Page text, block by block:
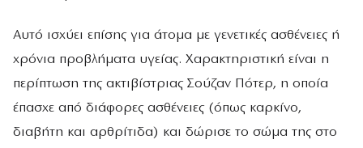
Αυτό ισχύει επίσης για άτομα με γενετικές ασθένειες ή
χρόνια προβλήματα υγείας. Χαρακτηριστική είναι η
περίπτωση της ακτιβίστριας Σούζαν Πότερ, η οποία
έπασχε από διάφορες ασθένειες (όπως καρκίνο,
διαβήτη και αρθρίτιδα) και δώρισε το σώμα της στο